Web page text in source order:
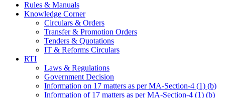
Rules & Manuals
Knowledge Corner
Circulars & Orders
Transfer & Promotion Orders
Tenders & Quotations
IT & Reforms Circulars
RTI
Laws & Regulations
Government Decision
Information on 17 matters as per MA-Section-4 (1) (b)
Information of 17 matters as per MA-Section-4 (1) (b)